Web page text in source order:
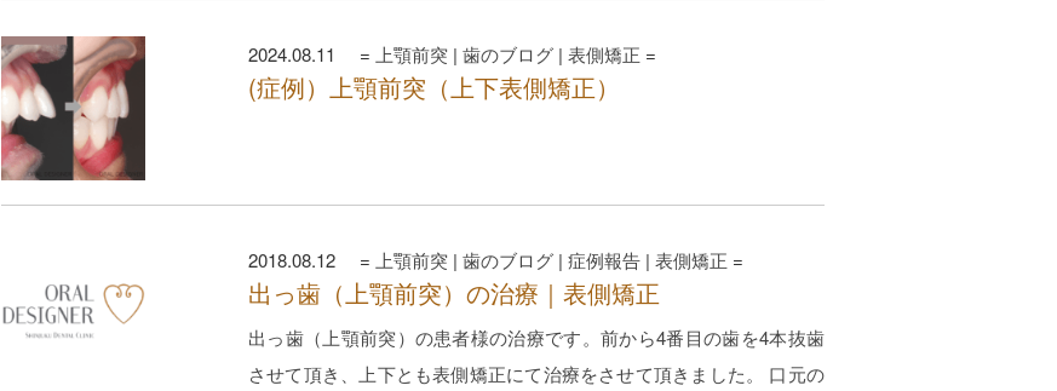
2024.08.11 = 上顎前突| 歯のブログ| 表側矯正 =
(症例）上顎前突（上下表側矯正）
2018.08.12 = 上顎前突| 歯のブログ| 症例報告| 表側矯正 =
出っ歯（上顎前突）の治療｜表側矯正
出っ歯（上顎前突）の患者様の治療です。前から4番目の歯を4本抜歯
させて頂き、上下とも表側矯正にて治療をさせて頂きました。 口元の